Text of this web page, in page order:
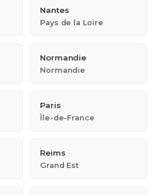
Nantes
Pays de la Loire
Normandie
Normandie
Paris
Île-de-France
Reims
Grand Est